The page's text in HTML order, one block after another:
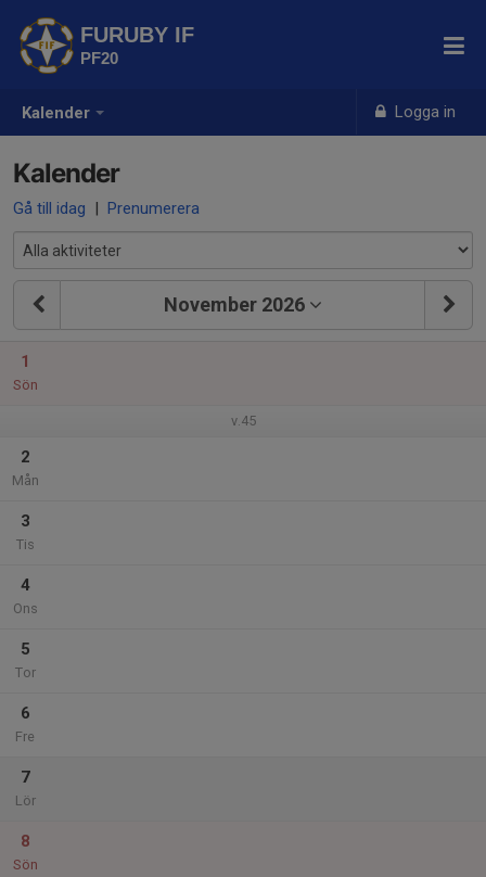
Kalender Logga in
FURUBY IF
PF20
Kalender
Gå till idag | Prenumerera
November 2026
1
Sön
v.45
2
Mån
3
Tis
4
Ons
5
Tor
6
Fre
7
Lör
8
Sön